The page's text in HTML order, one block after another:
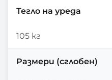
Тегло на уреда
105 кг
Размери (сглобен)